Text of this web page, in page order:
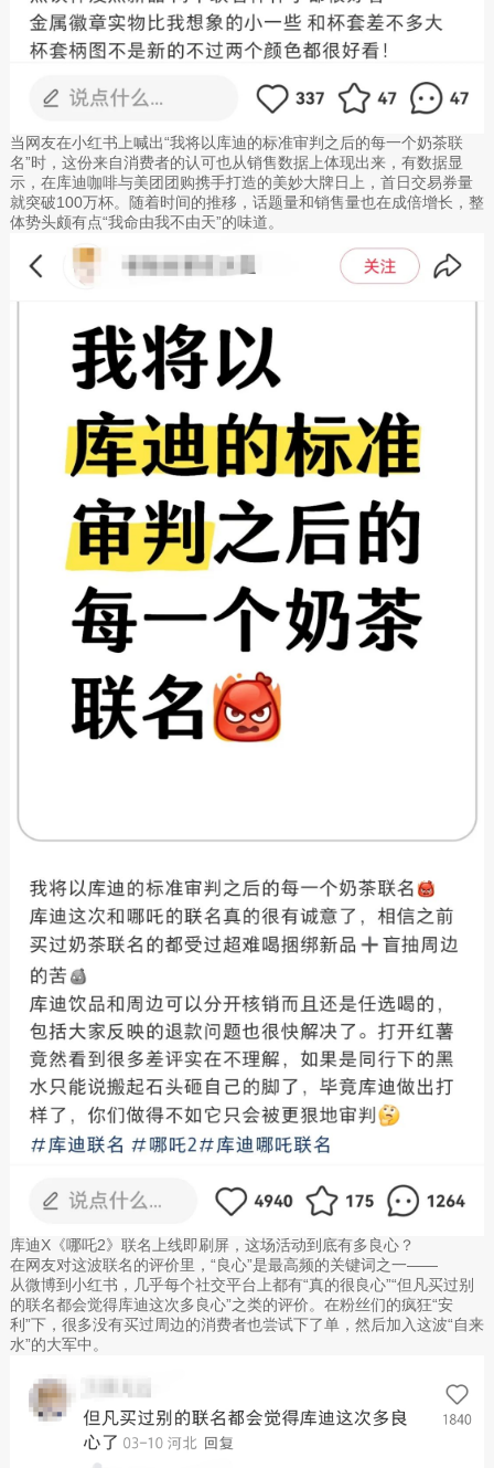
当网友在小红书上喊出“我将以库迪的标准审判之后的每一个奶茶联
名”时，这份来自消费者的认可也从销售数据上体现出来，有数据显
示，在库迪咖啡与美团团购携手打造的美妙大牌日上，首日交易券量
就突破100万杯。随着时间的推移，话题量和销售量也在成倍增长，整
体势头颇有点“我命由我不由天”的味道。
库迪X《哪吒2》联名上线即刷屏，这场活动到底有多良心？
在网友对这波联名的评价里，“良心”是最高频的关键词之一——
从微博到小红书，几乎每个社交平台上都有“真的很良心”“但凡买过别
的联名都会觉得库迪这次多良心”之类的评价。在粉丝们的疯狂“安
利”下，很多没有买过周边的消费者也尝试下了单，然后加入这波“自来
水”的大军中。